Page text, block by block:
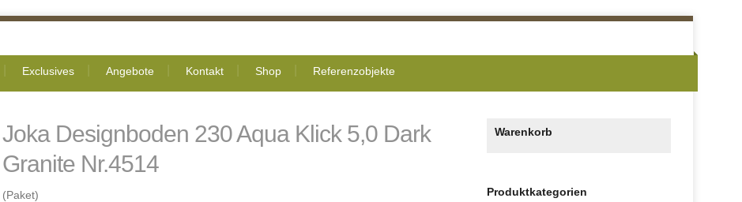
Exclusives Angebote Kontakt Shop Referenzobjekte
Joka Designboden 230 Aqua Klick 5,0 Dark
Granite Nr.4514
(Paket)
Warenkorb
Produktkategorien